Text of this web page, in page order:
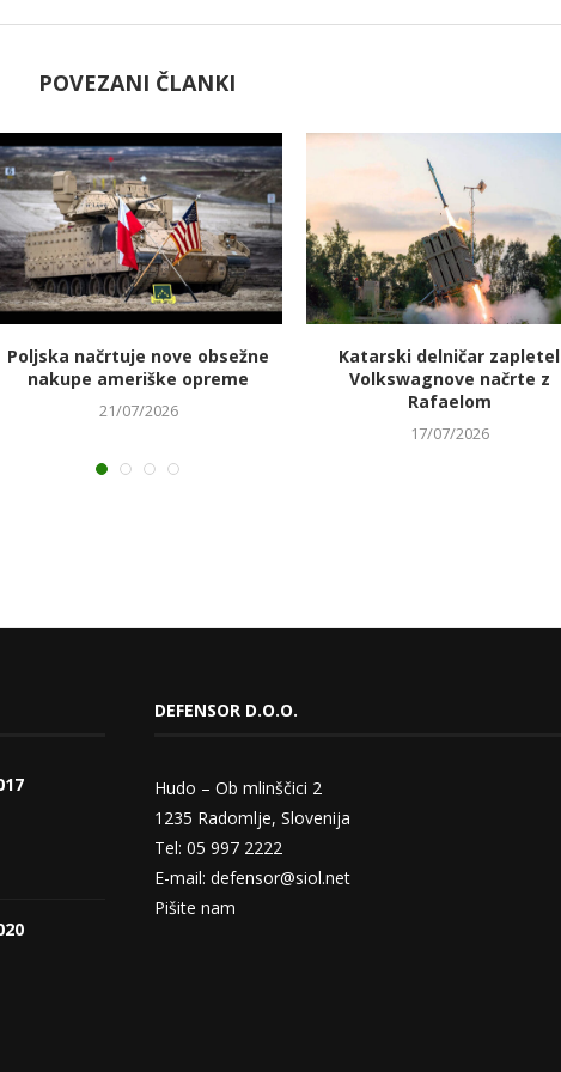
POVEZANI ČLANKI
Poljska načrtuje nove obsežne
nakupe ameriške opreme
21/07/2026
Katarski delničar zapletel
Volkswagnove načrte z
Rafaelom
17/07/2026
DEFENSOR D.O.O.
Hudo – Ob mlinščici 2
1235 Radomlje, Slovenija
Tel: 05 997 2222
E-mail: defensor@siol.net
Pišite nam